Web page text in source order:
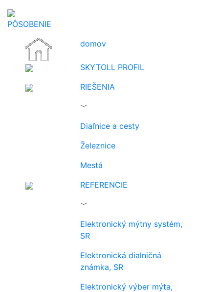
PÔSOBENIE
domov
SKYTOLL PROFIL
RIEŠENIA
﹀
Diaľnice a cesty
Železnice
Mestá
REFERENCIE
﹀
Elektronický mýtny systém,
SR
Elektronická dialničná
známka, SR
Elektronický výber mýta,